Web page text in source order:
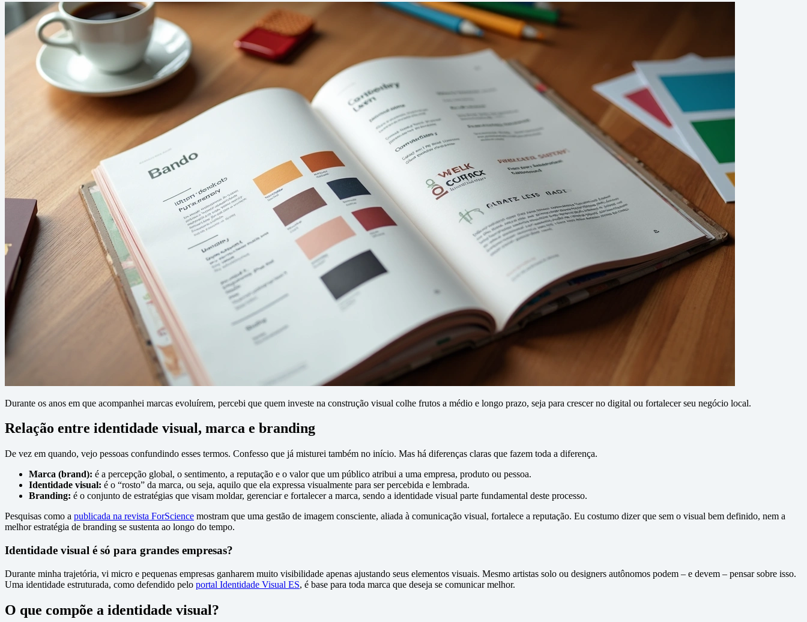
Durante os anos em que acompanhei marcas evoluírem, percebi que quem investe na construção visual colhe frutos a médio e longo prazo, seja para crescer no digital ou fortalecer seu negócio local.
Relação entre identidade visual, marca e branding
De vez em quando, vejo pessoas confundindo esses termos. Confesso que já misturei também no início. Mas há diferenças claras que fazem toda a diferença.
Marca (brand): é a percepção global, o sentimento, a reputação e o valor que um público atribui a uma empresa, produto ou pessoa.
Identidade visual: é o “rosto” da marca, ou seja, aquilo que ela expressa visualmente para ser percebida e lembrada.
Branding: é o conjunto de estratégias que visam moldar, gerenciar e fortalecer a marca, sendo a identidade visual parte fundamental deste processo.
Pesquisas como a publicada na revista ForScience mostram que uma gestão de imagem consciente, aliada à comunicação visual, fortalece a reputação. Eu costumo dizer que sem o visual bem definido, nem a
melhor estratégia de branding se sustenta ao longo do tempo.
Identidade visual é só para grandes empresas?
Durante minha trajetória, vi micro e pequenas empresas ganharem muito visibilidade apenas ajustando seus elementos visuais. Mesmo artistas solo ou designers autônomos podem – e devem – pensar sobre isso.
Uma identidade estruturada, como defendido pelo portal Identidade Visual ES, é base para toda marca que deseja se comunicar melhor.
O que compõe a identidade visual?